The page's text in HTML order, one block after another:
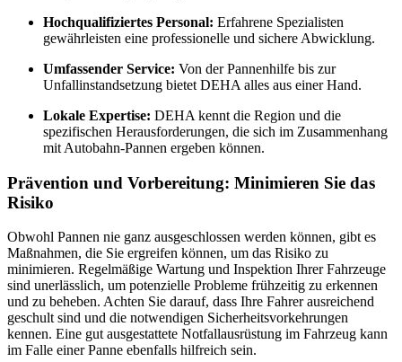
Hochqualifiziertes Personal: Erfahrene Spezialisten
gewährleisten eine professionelle und sichere Abwicklung.
Umfassender Service: Von der Pannenhilfe bis zur
Unfallinstandsetzung bietet DEHA alles aus einer Hand.
Lokale Expertise: DEHA kennt die Region und die
spezifischen Herausforderungen, die sich im Zusammenhang
mit Autobahn-Pannen ergeben können.
Prävention und Vorbereitung: Minimieren Sie das
Risiko
Obwohl Pannen nie ganz ausgeschlossen werden können, gibt es
Maßnahmen, die Sie ergreifen können, um das Risiko zu
minimieren. Regelmäßige Wartung und Inspektion Ihrer Fahrzeuge
sind unerlässlich, um potenzielle Probleme frühzeitig zu erkennen
und zu beheben. Achten Sie darauf, dass Ihre Fahrer ausreichend
geschult sind und die notwendigen Sicherheitsvorkehrungen
kennen. Eine gut ausgestattete Notfallausrüstung im Fahrzeug kann
im Falle einer Panne ebenfalls hilfreich sein.